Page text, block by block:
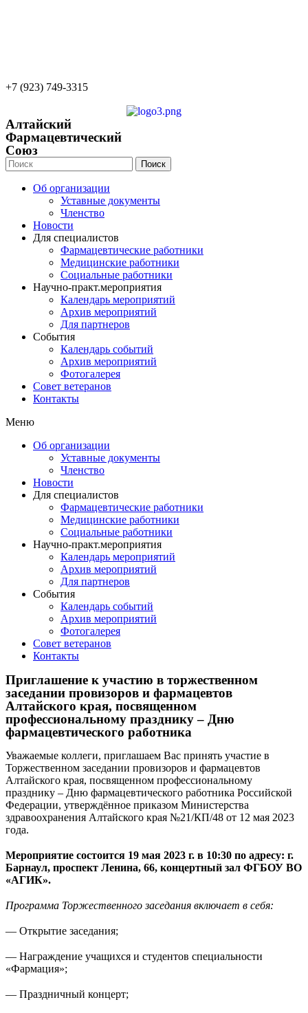
+7 (923) 749-3315
Алтайский
Фармацевтический
Союз
Поиск
Об организации
Уставные документы
Членство
Новости
Для специалистов
Фармацевтические работники
Медицинские работники
Социальные работники
Научно-практ.мероприятия
Календарь мероприятий
Архив мероприятий
Для партнеров
События
Календарь событий
Архив мероприятий
Фотогалерея
Совет ветеранов
Контакты
Меню
Об организации
Уставные документы
Членство
Новости
Для специалистов
Фармацевтические работники
Медицинские работники
Социальные работники
Научно-практ.мероприятия
Календарь мероприятий
Архив мероприятий
Для партнеров
События
Календарь событий
Архив мероприятий
Фотогалерея
Совет ветеранов
Контакты
Приглашение к участию в торжественном
заседании провизоров и фармацевтов
Алтайского края, посвященном
профессиональному празднику – Дню
фармацевтического работника
Уважаемые коллеги, приглашаем Вас принять участие в
Торжественном заседании провизоров и фармацевтов
Алтайского края, посвященном профессиональному
празднику – Дню фармацевтического работника Российской
Федерации, утверждённое приказом Министерства
здравоохранения Алтайского края №21/КП/48 от 12 мая 2023
года.
Мероприятие состоится 19 мая 2023 г. в 10:30 по адресу: г.
Барнаул, проспект Ленина, 66, концертный зал ФГБОУ ВО
«АГИК».
Программа Торжественного заседания включает в себя:
— Открытие заседания;
— Награждение учащихся и студентов специальности
«Фармация»;
— Праздничный концерт;